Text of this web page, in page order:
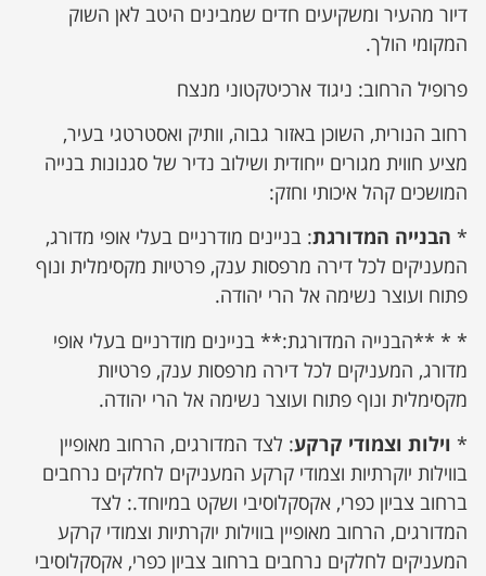
דיור מהעיר ומשקיעים חדים שמבינים היטב לאן השוק
המקומי הולך.
פרופיל הרחוב: ניגוד ארכיטקטוני מנצח
רחוב הנורית, השוכן באזור גבוה, וותיק ואסטרטגי בעיר,
מציע חווית מגורים ייחודית ושילוב נדיר של סגנונות בנייה
המושכים קהל איכותי וחזק:
* הבנייה המדורגת: בניינים מודרניים בעלי אופי מדורג,
המעניקים לכל דירה מרפסות ענק, פרטיות מקסימלית ונוף
פתוח ועוצר נשימה אל הרי יהודה.
* * **הבנייה המדורגת:** בניינים מודרניים בעלי אופי
מדורג, המעניקים לכל דירה מרפסות ענק, פרטיות
מקסימלית ונוף פתוח ועוצר נשימה אל הרי יהודה.
* וילות וצמודי קרקע: לצד המדורגים, הרחוב מאופיין
בווילות יוקרתיות וצמודי קרקע המעניקים לחלקים נרחבים
ברחוב צביון כפרי, אקסקלוסיבי ושקט במיוחד.: לצד
המדורגים, הרחוב מאופיין בווילות יוקרתיות וצמודי קרקע
המעניקים לחלקים נרחבים ברחוב צביון כפרי, אקסקלוסיבי